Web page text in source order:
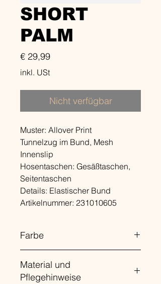
SHORT
PALM
€ 29,99Preis
inkl. USt
Nicht verfügbar
Muster: Allover Print
Tunnelzug im Bund, Mesh
Innenslip
Hosentaschen: Gesäßtaschen,
Seitentaschen
Details: Elastischer Bund
Artikelnummer: 231010605
Farbe
Material und
Pflegehinweise